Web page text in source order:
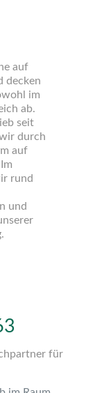
auf
decken
im
ab.
seit
durch
auf
rund
und
für